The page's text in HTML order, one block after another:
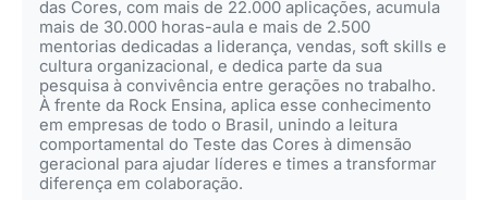
das Cores, com mais de 22.000 aplicações, acumula
mais de 30.000 horas-aula e mais de 2.500
mentorias dedicadas a liderança, vendas, soft skills e
cultura organizacional, e dedica parte da sua
pesquisa à convivência entre gerações no trabalho.
À frente da Rock Ensina, aplica esse conhecimento
em empresas de todo o Brasil, unindo a leitura
comportamental do Teste das Cores à dimensão
geracional para ajudar líderes e times a transformar
diferença em colaboração.